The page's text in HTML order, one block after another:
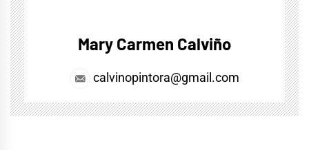
Mary Carmen Calviño
calvinopintora@gmail.com